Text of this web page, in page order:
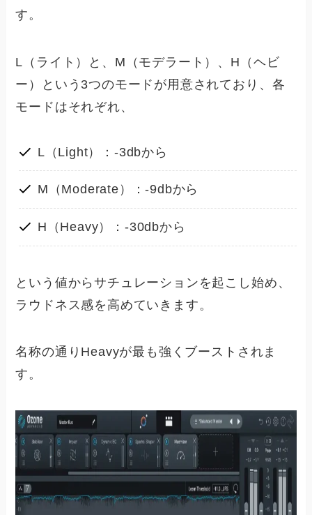
す。
L（ライト）と、M（モデラート）、H（ヘビ
ー）という3つのモードが用意されており、各
モードはそれぞれ、
L（Light）：-3dbから
M（Moderate）：-9dbから
H（Heavy）：-30dbから
という値からサチュレーションを起こし始め、
ラウドネス感を高めていきます。
名称の通りHeavyが最も強くブーストされま
す。